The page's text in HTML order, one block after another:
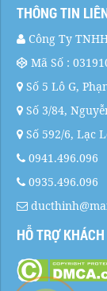
THÔNG TIN
Công Ty
Mã Số :
Số 5 Lô G,
Số 3/84,
Số 592/6, Lạc
0941.496.096
0935.496.096
HỖ TRỢ